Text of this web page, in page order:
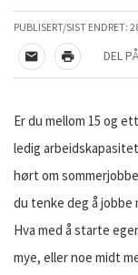
PUBLISERT/SIST ENDRET:
TIPS EN VENN
SKRIV UT
DEL
Er du mellom 15 og
ledig
hørt om
du tenke deg å jobbe
Hva med å starte
mye, eller noe midt